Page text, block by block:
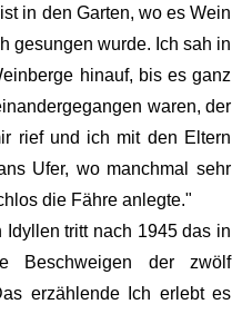
in den Garten, wo es Wein
gesungen wurde. Ich sah in
hinauf, bis es ganz
waren, der
rief und ich mit den Eltern
Ufer, wo manchmal sehr
die Fähre anlegte."
tritt nach 1945 das in
Beschweigen der zwölf
erzählende Ich erlebt es